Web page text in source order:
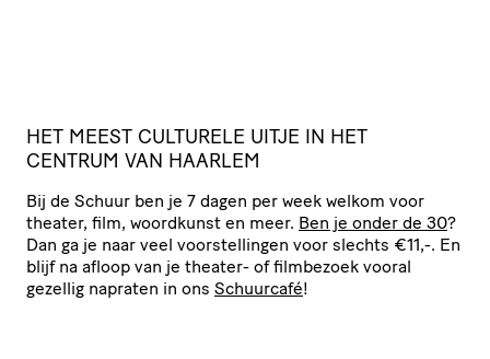
HET MEEST CULTURELE UITJE IN HET
CENTRUM VAN HAARLEM
Bij de Schuur ben je 7 dagen per week welkom voor
theater, film, woordkunst en meer. Ben je onder de 30?
Dan ga je naar veel voor­stel­lingen voor slechts €11,-. En
blijf na afloop van je theater- of filmbezoek vooral
gezellig napraten in ons Schuurcafé!